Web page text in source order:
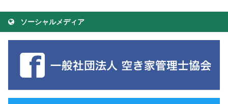
ソーシャルメディア